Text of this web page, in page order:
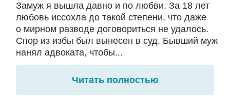
Замуж я вышла давно и по любви. За 18 лет
любовь иссохла до такой степени, что даже
о мирном разводе договориться не удалось.
Спор из избы был вынесен в суд. Бывший муж
нанял адвоката, чтобы...
Читать полностью